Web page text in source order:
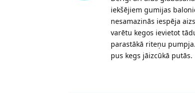
iekšējiem gumijas
nesamazinās iespēja
varētu kegos ievietot
parastākā riteņu
pus kegs jāizcūkā putās.